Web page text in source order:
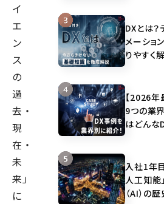
イ
エ
ン
ス
の
過
去・
現
在・
未
来」
に
DXとは？
メーショ
りやすく
【2026年
9つの業
はどんな
入社1年
人工知
（AI）の歴